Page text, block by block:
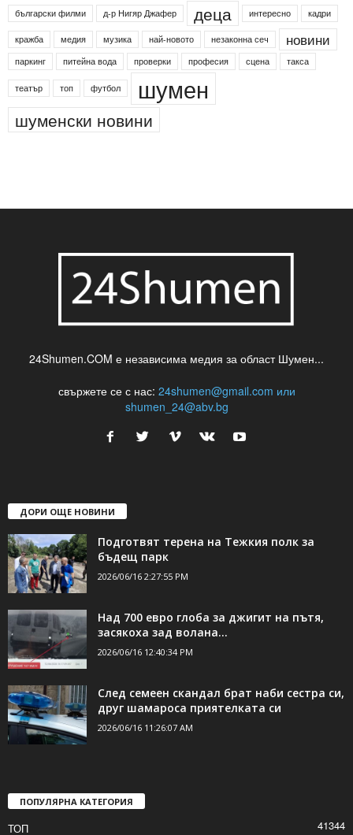
български филми
д-р Нигяр Джафер деца интересно кадри
кражба медия музика най-новото незаконна сеч новини
паркинг питейна вода проверки професия сцена такса
театър топ футбол шумен
шуменски новини
24Shumen.COM е независима медия за област Шумен...
свържете се с нас: 24shumen@gmail.com или
shumen_24@abv.bg
ДОРИ ОЩЕ НОВИНИ
Подготвят терена на Тежкия полк за
бъдещ парк
2026/06/16 2:27:55 PM
Над 700 евро глоба за джигит на пътя,
засякоха зад волана...
2026/06/16 12:40:34 PM
След семеен скандал брат наби сестра си,
друг шамароса приятелката си
2026/06/16 11:26:07 AM
ПОПУЛЯРНА КАТЕГОРИЯ
ТОП 41344